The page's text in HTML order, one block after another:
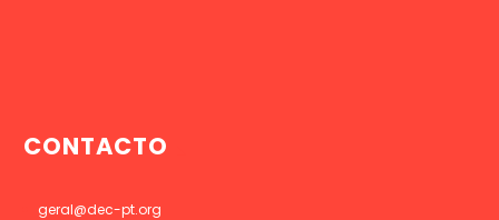
CONTACTO
geral@dec-pt.org